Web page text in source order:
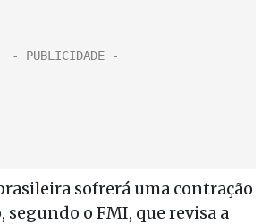
sofrerá uma contração
segundo o FMI, que revisa a